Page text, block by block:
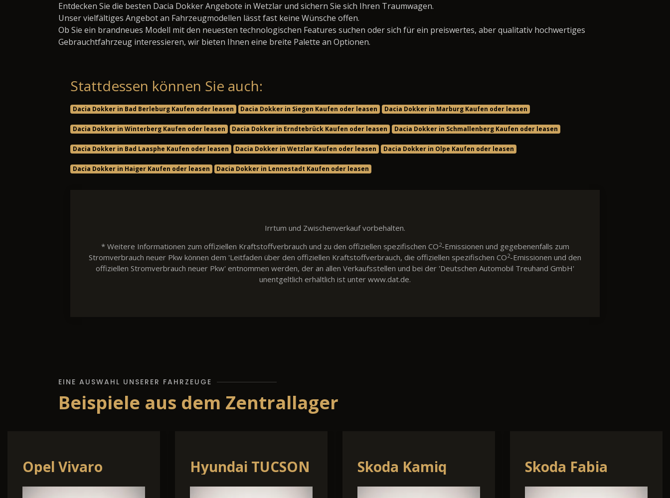
Entdecken Sie die besten Dacia Dokker Angebote in Wetzlar und sichern Sie sich Ihren Traumwagen.
Unser vielfältiges Angebot an Fahrzeugmodellen lässt fast keine Wünsche offen.
Ob Sie ein brandneues Modell mit den neuesten technologischen Features suchen oder sich für ein preiswertes, aber qualitativ hochwertiges
Gebrauchtfahrzeug interessieren, wir bieten Ihnen eine breite Palette an Optionen.
Stattdessen können Sie auch:
Dacia Dokker in Bad Berleburg Kaufen oder leasen Dacia Dokker in Siegen Kaufen oder leasen Dacia Dokker in Marburg Kaufen oder leasen
Dacia Dokker in Winterberg Kaufen oder leasen Dacia Dokker in Erndtebrück Kaufen oder leasen Dacia Dokker in Schmallenberg Kaufen oder leasen
Dacia Dokker in Bad Laasphe Kaufen oder leasen Dacia Dokker in Wetzlar Kaufen oder leasen Dacia Dokker in Olpe Kaufen oder leasen
Dacia Dokker in Haiger Kaufen oder leasen Dacia Dokker in Lennestadt Kaufen oder leasen
Irrtum und Zwischenverkauf vorbehalten.
* Weitere Informationen zum offiziellen Kraftstoffverbrauch und zu den offiziellen spezifischen CO2-Emissionen und gegebenenfalls zum
Stromverbrauch neuer Pkw können dem 'Leitfaden über den offiziellen Kraftstoffverbrauch, die offiziellen spezifischen CO2-Emissionen und den
offiziellen Stromverbrauch neuer Pkw' entnommen werden, der an allen Verkaufsstellen und bei der 'Deutschen Automobil Treuhand GmbH'
unentgeltlich erhältlich ist unter www.dat.de.
EINE AUSWAHL UNSERER FAHRZEUGE
Beispiele aus dem Zentrallager
Dacia Bigster
Volkswagen T7
Multivan
Hyundai i20 Nissan Qashqai